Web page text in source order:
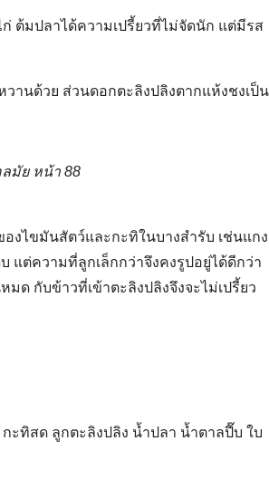
ต้มปลาได้ความเปรี้ยวที่ไม่จัดนัก แต่มีรส
านด้วย ส่วนดอกตะลิงปลิงตากแห้งชงเป็น
มัย หน้า 88
งไขมันสัตว์และกะทิในบางสำรับ เช่นแกง
แต่ความที่ลูกเล็กกว่าจึงคงรูปอยู่ได้ดีกว่า
กับข้าวที่เข้าตะลิงปลิงจึงจะไม่เปรี้ยว
กะทิสด ลูกตะลิงปลิง น้ำปลา น้ำตาลปี๊บ ใบ